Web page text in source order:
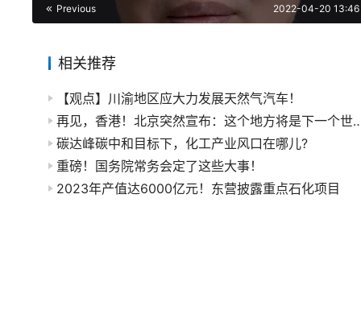
Previous 2022-04-20 13:46
相关推荐
【观点】川渝地区应大力发展天然气汽车！
再见，香港！北京突然宣布：
碳达峰碳中和目标下，化工产业风口在哪儿?
重磅！国务院常务会定了这些大事！
2023年产值达6000亿元！东营披露重点石化项目